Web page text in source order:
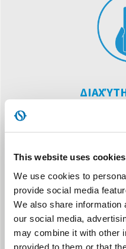
This website uses cookies
We use cookies to
provide social media
We also share information
our social media,
may combine it with other
provided to them or that
Εκτός από την ύγρανση του
3